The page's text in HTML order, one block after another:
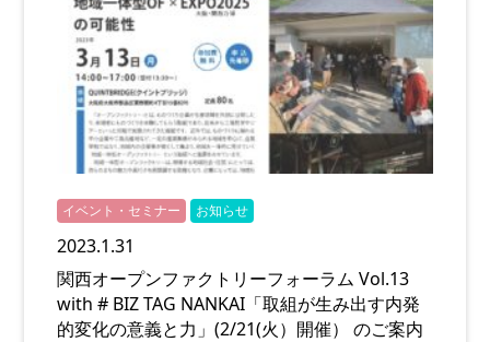
イベント・セミナー お知らせ
2023.1.31
関西オープンファクトリーフォーラム Vol.13
with # BIZ TAG NANKAI「取組が生み出す内発
的変化の意義と力」(2/21(火）開催） のご案内